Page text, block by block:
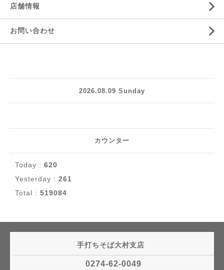
店舗情報
お問い合わせ
2026.08.09 Sunday
カウンター
Today : 620
Yesterday : 261
Total : 519084
手打ちそば大村支店
0274-62-0049